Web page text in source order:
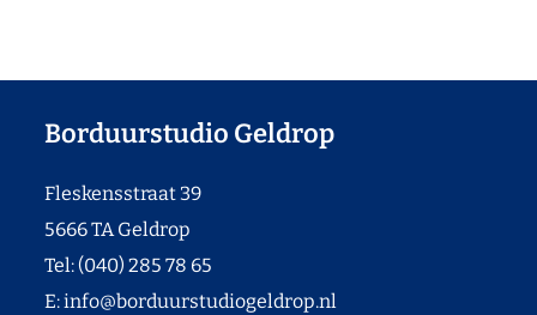
Borduurstudio Geldrop
Fleskensstraat 39
5666 TA Geldrop
Tel: (040) 285 78 65
E:info@borduurstudiogeldrop.nl